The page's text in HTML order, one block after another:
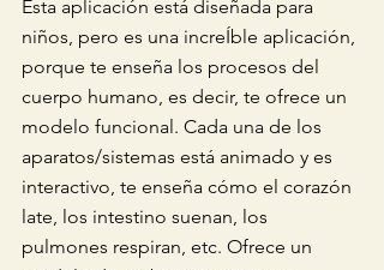
Esta aplicación está diseñada para
niños, pero es una increÍble aplicación,
porque te enseña los procesos del
cuerpo humano, es decir, te ofrece un
modelo funcional. Cada una de los
aparatos/sistemas está animado y es
interactivo, te enseña cómo el corazón
late, los intestino suenan, los
pulmones respiran, etc. Ofrece un